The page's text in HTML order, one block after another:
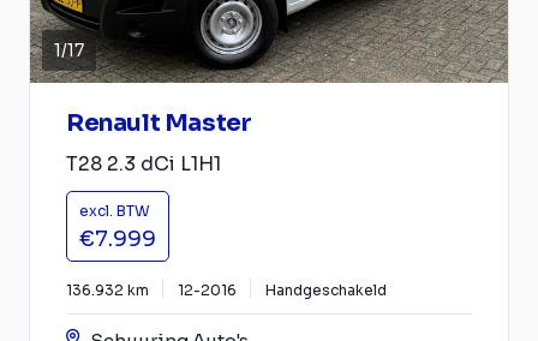
1/17
Renault Master
T28 2.3 dCi L1H1
excl. BTW
€7.999
136.932 km 12-2016 Handgeschakeld